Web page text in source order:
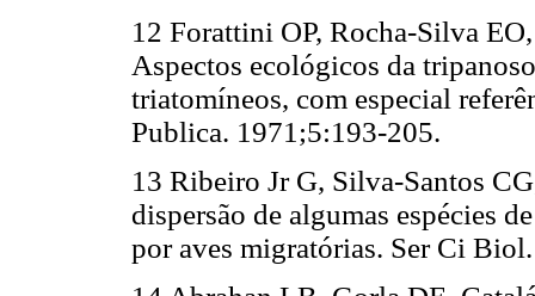
12 Forattini OP, Rocha-Silva
Aspectos ecológicos da
triatomíneos, com especial
Publica. 1971;5:193-205.
13 Ribeiro Jr G, Silva-Santos
dispersão de algumas espécies
por aves migratórias. Ser Ci